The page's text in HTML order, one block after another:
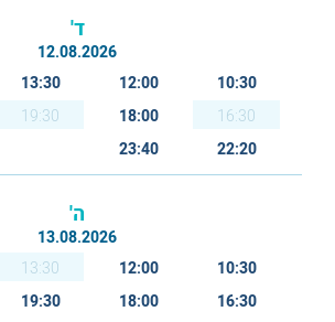
ד'
12.08.2026
10:30
12:00
13:30
16:30
18:00
19:30
22:20
23:40
ה'
13.08.2026
10:30
12:00
13:30
16:30
18:00
19:30